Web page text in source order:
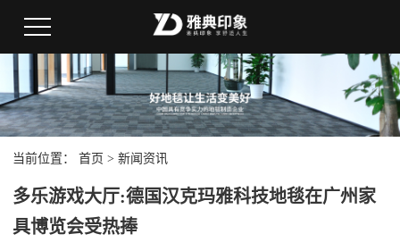
当前位置： 首页 > 新闻资讯
多乐游戏大厅:德国汉克玛雅科技地毯在广州家
具博览会受热捧